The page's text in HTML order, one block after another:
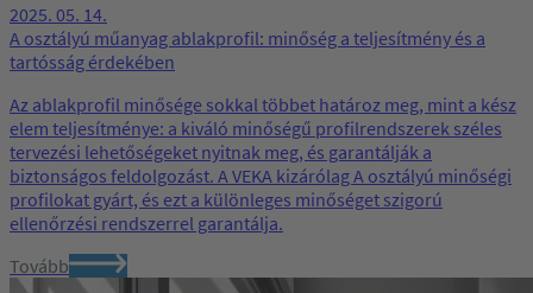
2025. 05. 14.
A osztályú műanyag ablakprofil: minőség a teljesítmény és a
tartósság érdekében
Az ablakprofil minősége sokkal többet határoz meg, mint a kész
elem teljesítménye: a kiváló minőségű profilrendszerek széles
tervezési lehetőségeket nyitnak meg, és garantálják a
biztonságos feldolgozást. A VEKA kizárólag A osztályú minőségi
profilokat gyárt, és ezt a különleges minőséget szigorú
ellenőrzési rendszerrel garantálja.
Tovább